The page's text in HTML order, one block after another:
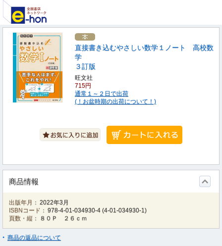
直接書き込むやさしい数学１ノート 高校数
学
３訂版
旺文社
715円
通常１～２日で出荷
(！お盆時期の出荷について！)
商品情報
出版年月： 2022年3月
ISBNコード： 978-4-01-034930-4 (4-01-034930-1)
頁数・縦：
８０Ｐ ２６ｃｍ
商品の返品について